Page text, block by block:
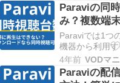
る場合は個別
すればより便
とができます
2022 VODマ
Paraviの同
み？複数端
法はないの
Paraviでは1つ
機器から利用
が、同時視聴
視聴はできませ
Paraviを利用し
4年前 VODマ
Paraviの配